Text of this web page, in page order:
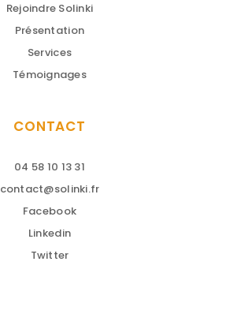
Rejoindre Solinki
Présentation
Services
Témoignages
CONTACT
04 58 10 13 31
contact@solinki.fr
Facebook
Linkedin
Twitter